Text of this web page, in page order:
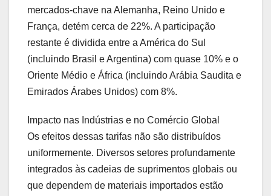
mercados-chave na Alemanha, Reino Unido e
França, detém cerca de 22%. A participação
restante é dividida entre a América do Sul
(incluindo Brasil e Argentina) com quase 10% e o
Oriente Médio e África (incluindo Arábia Saudita e
Emirados Árabes Unidos) com 8%.
Impacto nas Indústrias e no Comércio Global
Os efeitos dessas tarifas não são distribuídos
uniformemente. Diversos setores profundamente
integrados às cadeias de suprimentos globais ou
que dependem de materiais importados estão